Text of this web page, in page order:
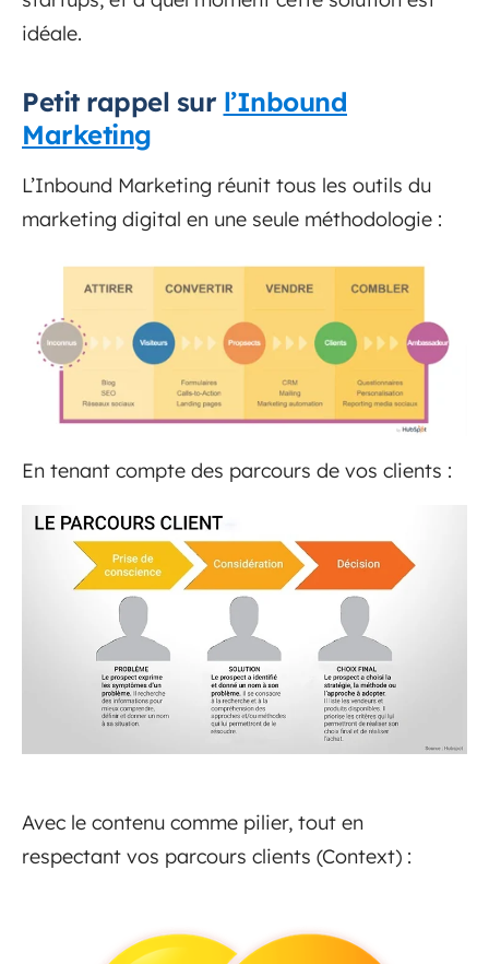
idéale.
Petit rappel sur l’Inbound
Marketing
L’Inbound Marketing réunit tous les outils du
marketing digital en une seule méthodologie :
En tenant compte des parcours de vos clients :
Avec le contenu comme pilier, tout en
respectant vos parcours clients (Context) :